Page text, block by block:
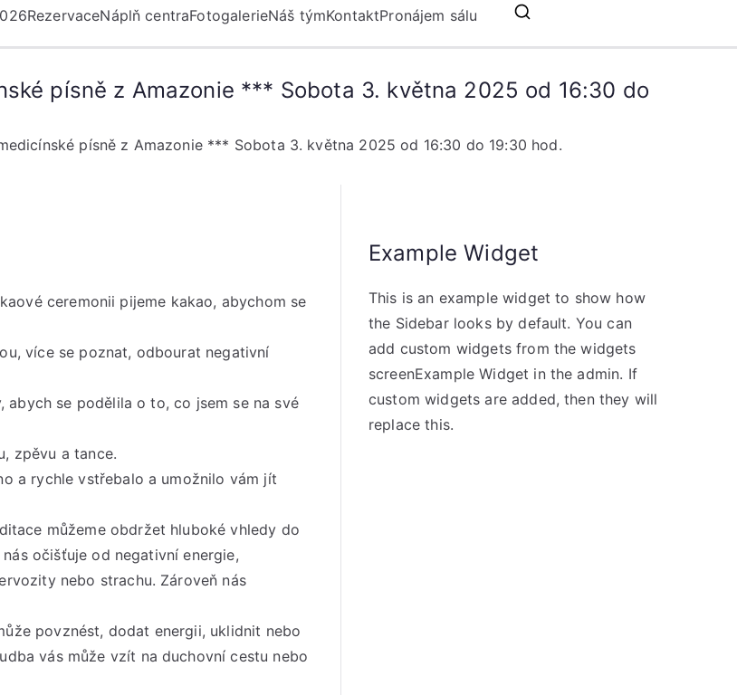
RezervaceNáplň centraFotogalerieNáš týmKontaktPronájem sálu
písně z Amazonie *** Sobota 3. května 2025 od 16:30 do
písně z Amazonie *** Sobota 3. května 2025 od 16:30 do 19:30 hod.
ceremonii pijeme kakao, abychom se
více se poznat, odbourat negativní
se podělila o to, co jsem se na své
zpěvu a tance.
a rychle vstřebalo a umožnilo vám jít
můžeme obdržet hluboké vhledy do
očišťuje od negativní energie,
nebo strachu. Zároveň nás
povznést, dodat energii, uklidnit nebo
vás může vzít na duchovní cestu nebo
Example Widget
This is an example widget to show how
the Sidebar looks by default. You can
add custom widgets from the widgets
screenExample Widget in the admin. If
custom widgets are added, then they will
replace this.